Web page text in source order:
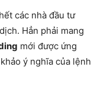
các nhà đầu tư
Hẳn phải mang
mới được ứng
ý nghĩa của lệnh